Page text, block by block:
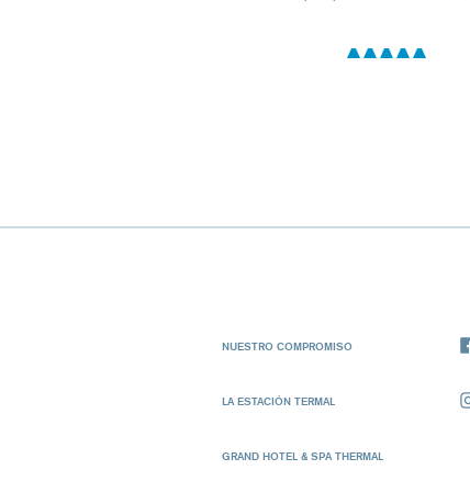
NUESTRO COMPROMISO
LA ESTACIÓN TERMAL
GRAND HOTEL & SPA THERMAL